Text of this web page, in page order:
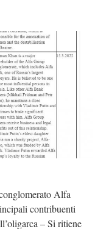
Alfa
contribuenti
– Si ritiene